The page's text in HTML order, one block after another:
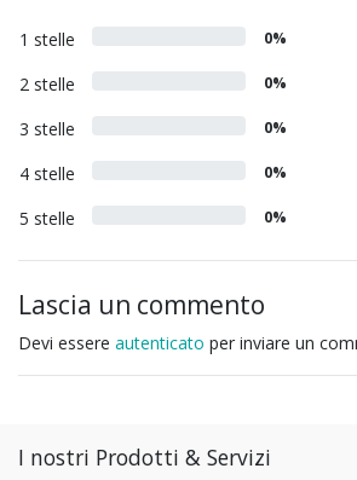
1 stelle 0%
2 stelle 0%
3 stelle 0%
4 stelle 0%
5 stelle 0%
Lascia un commento
Devi essere autenticato per inviare un
I nostri Prodotti & Servizi